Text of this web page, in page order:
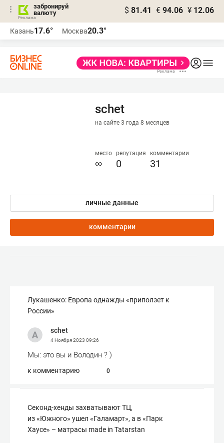
забронируй
валюту
$ 81.41 € 94.06 ¥ 12.06
Казань17.6° Москва20.3°
schet
на сайте 3 года 8 месяцев
место
∞
репутация
0
комментарии
31
личные данные
комментарии
Лукашенко: Европа однажды «приползет к
России»
schet
4 Ноября 2023 09:26
Мы: это вы и Володин ? )
к комментарию 0
Секонд-хенды захватывают ТЦ,
из «Южного» ушел «Галамарт», а в «Парк
Хаусе» – матрасы made in Tatarstan